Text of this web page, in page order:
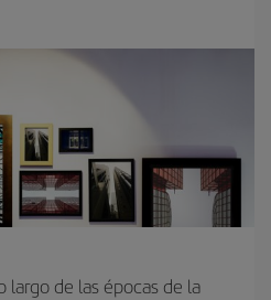
de las épocas de la